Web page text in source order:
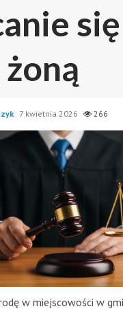
żoną
7 kwietnia 2026 266
w miejscowości w